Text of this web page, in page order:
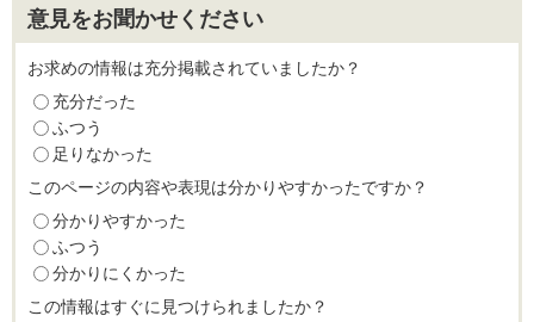
意見をお聞かせください
お求めの情報は充分掲載されていましたか？
充分だった
ふつう
足りなかった
このページの内容や表現は分かりやすかったですか？
分かりやすかった
ふつう
分かりにくかった
この情報はすぐに見つけられましたか？